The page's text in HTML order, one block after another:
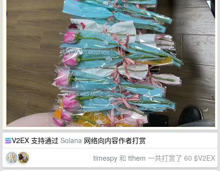
V2EX 支持通过 Solana 网络向内容作者打赏
timespy 和 tthem 一共打赏了 60 $V2EX